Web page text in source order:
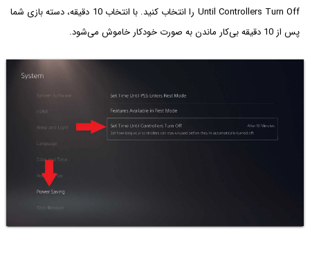
Until Controllers Turn Off را انتخاب کنید. با انتخاب 10 دقیقه، دسته بازی شما
پس از 10 دقیقه بی‌کار ماندن به صورت خودکار خاموش می‌شود.